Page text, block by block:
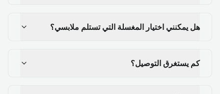
هل يمكنني اختيار المغسلة التي تستلم ملابسي؟
كم يستغرق التوصيل؟